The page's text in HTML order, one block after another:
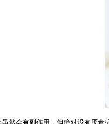
会有副作用，但绝对没有厌食症